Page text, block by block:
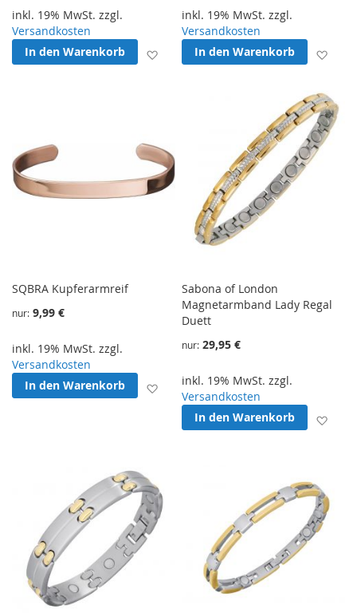
inkl. 19% MwSt. zzgl.
Versandkosten
In den Warenkorb
Zur Wunschliste hinzufügen
inkl. 19% MwSt. zzgl.
Versandkosten
In den Warenkorb
SQBRA Kupferarmreif
nur 9,99 €
inkl. 19% MwSt. zzgl.
Versandkosten
In den Warenkorb
Zur Wunschliste hinzufügen
Sabona of London
Magnetarmband Lady Regal
Duett
nur 29,95 €
inkl. 19% MwSt. zzgl.
Versandkosten
In den Warenkorb